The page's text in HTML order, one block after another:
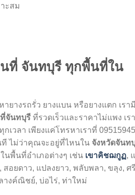
ะสม
ที่ จันทบุรี ทุกพื้นที่ใน
างรถรั่ว ยางแบน หรือยางแตก เรามี
จันทบุรี ที่รวดเร็วและราคาไม่แพง เรา
วลา เพียงแค่โทรหาเราที่
ที ไม่ว่าคุณจะอยู่ที่ไหนใน จังหวัดจันท
นพื้นที่อำเภอต่างๆ เช่น เขาคิชฌกูฏ,
สอยดาว, แปลงยาว, พลับพลา, ขลุง, ศรี
างค์ณิชย์, บ่อไร่, ท่าใหม่